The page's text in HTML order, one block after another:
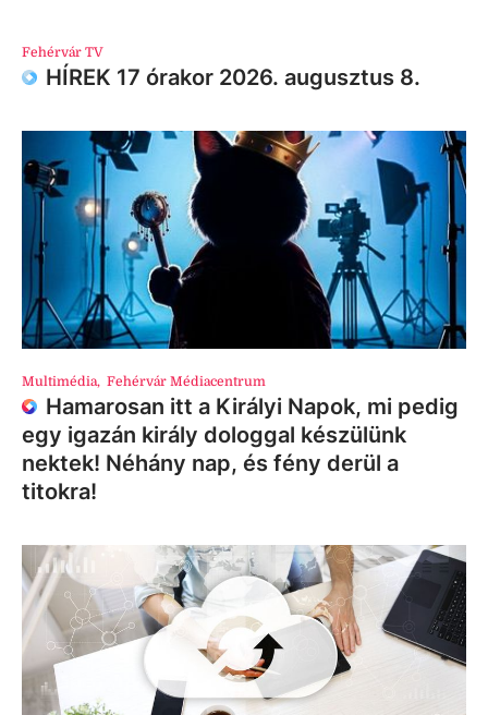
Fehérvár TV
HÍREK 17 órakor 2026. augusztus 8.
Multimédia, Fehérvár Médiacentrum
Hamarosan itt a Királyi Napok, mi pedig
egy igazán király dologgal készülünk
nektek! Néhány nap, és fény derül a
titokra!